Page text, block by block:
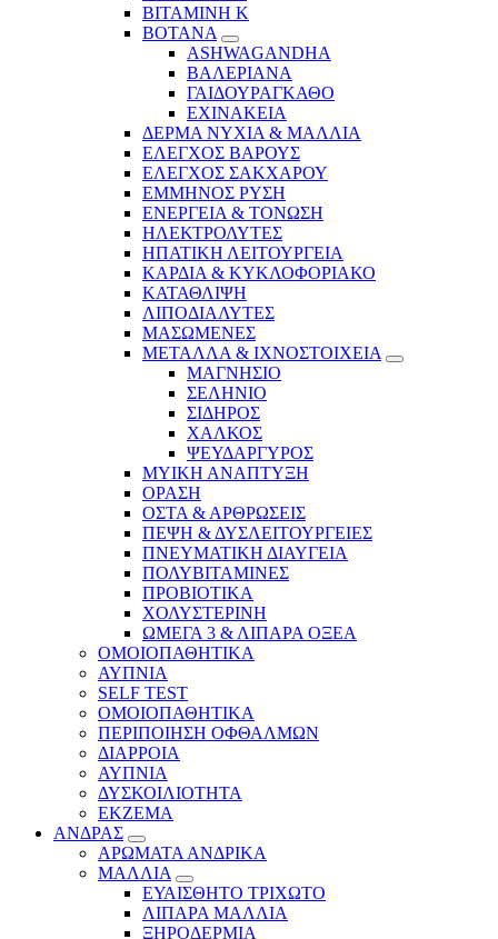
ΒΙΤΑΜΙΝΗ Κ
ΒΟΤΑΝΑ
ASHWAGANDHA
ΒΑΛΕΡΙΑΝΑ
ΓΑΙΔΟΥΡΑΓΚΑΘΟ
ΕΧΙΝΑΚΕΙΑ
ΔΕΡΜΑ ΝΥΧΙΑ & ΜΑΛΛΙΑ
ΕΛΕΓΧΟΣ ΒΑΡΟΥΣ
ΕΛΕΓΧΟΣ ΣΑΚΧΑΡΟΥ
ΕΜΜΗΝΟΣ ΡΥΣΗ
ΕΝΕΡΓΕΙΑ & ΤΟΝΩΣΗ
ΗΛΕΚΤΡΟΛΥΤΕΣ
ΗΠΑΤΙΚΗ ΛΕΙΤΟΥΡΓΕΙΑ
ΚΑΡΔΙΑ & ΚΥΚΛΟΦΟΡΙΑΚΟ
ΚΑΤΑΘΛΙΨΗ
ΛΙΠΟΔΙΑΛΥΤΕΣ
ΜΑΣΩΜΕΝΕΣ
ΜΕΤΑΛΛΑ & ΙΧΝΟΣΤΟΙΧΕΙΑ
ΜΑΓΝΗΣΙΟ
ΣΕΛΗΝΙΟ
ΣΙΔΗΡΟΣ
ΧΑΛΚΟΣ
ΨΕΥΔΑΡΓΥΡΟΣ
ΜΥΙΚΗ ΑΝΑΠΤΥΞΗ
ΟΡΑΣΗ
ΟΣΤΑ & ΑΡΘΡΩΣΕΙΣ
ΠΕΨΗ & ΔΥΣΛΕΙΤΟΥΡΓΕΙΕΣ
ΠΝΕΥΜΑΤΙΚΗ ΔΙΑΥΓΕΙΑ
ΠΟΛΥΒΙΤΑΜΙΝΕΣ
ΠΡΟΒΙΟΤΙΚΑ
ΧΟΛΥΣΤΕΡΙΝΗ
ΩΜΕΓΑ 3 & ΛΙΠΑΡΑ ΟΞΕΑ
ΟΜΟΙΟΠΑΘΗΤΙΚΑ
ΑΥΠΝΙΑ
SELF TEST
ΟΜΟΙΟΠΑΘΗΤΙΚΑ
ΠΕΡΙΠΟΙΗΣΗ ΟΦΘΑΛΜΩΝ
ΔΙΑΡΡΟΙΑ
ΑΥΠΝΙΑ
ΔΥΣΚΟΙΛΙΟΤΗΤΑ
ΕΚΖΕΜΑ
ΑΝΔΡΑΣ
ΑΡΩΜΑΤΑ ΑΝΔΡΙΚΑ
ΜΑΛΛΙΑ
ΕΥΑΙΣΘΗΤΟ ΤΡΙΧΩΤΟ
ΛΙΠΑΡΑ ΜΑΛΛΙΑ
ΞΗΡΟΔΕΡΜΙΑ